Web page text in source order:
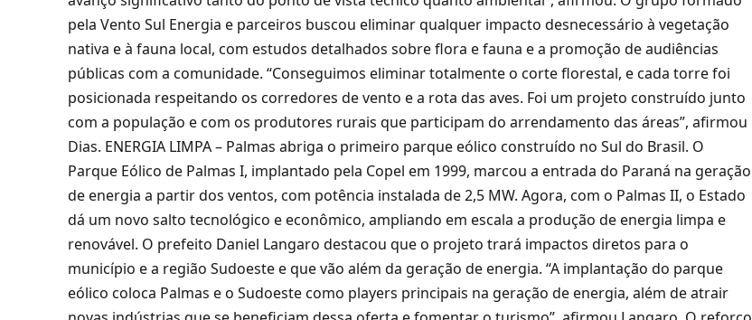
pela Vento Sul Energia e parceiros buscou eliminar qualquer impacto desnecessário à vegetação
nativa e à fauna local, com estudos detalhados sobre flora e fauna e a promoção de audiências
públicas com a comunidade. “Conseguimos eliminar totalmente o corte florestal, e cada torre foi
posicionada respeitando os corredores de vento e a rota das aves. Foi um projeto construído junto
com a população e com os produtores rurais que participam do arrendamento das áreas”, afirmou
Dias. ENERGIA LIMPA – Palmas abriga o primeiro parque eólico construído no Sul do Brasil. O
Parque Eólico de Palmas I, implantado pela Copel em 1999, marcou a entrada do Paraná na geração
de energia a partir dos ventos, com potência instalada de 2,5 MW. Agora, com o Palmas II, o Estado
dá um novo salto tecnológico e econômico, ampliando em escala a produção de energia limpa e
renovável. O prefeito Daniel Langaro destacou que o projeto trará impactos diretos para o
município e a região Sudoeste e que vão além da geração de energia. “A implantação do parque
eólico coloca Palmas e o Sudoeste como players principais na geração de energia, além de atrair